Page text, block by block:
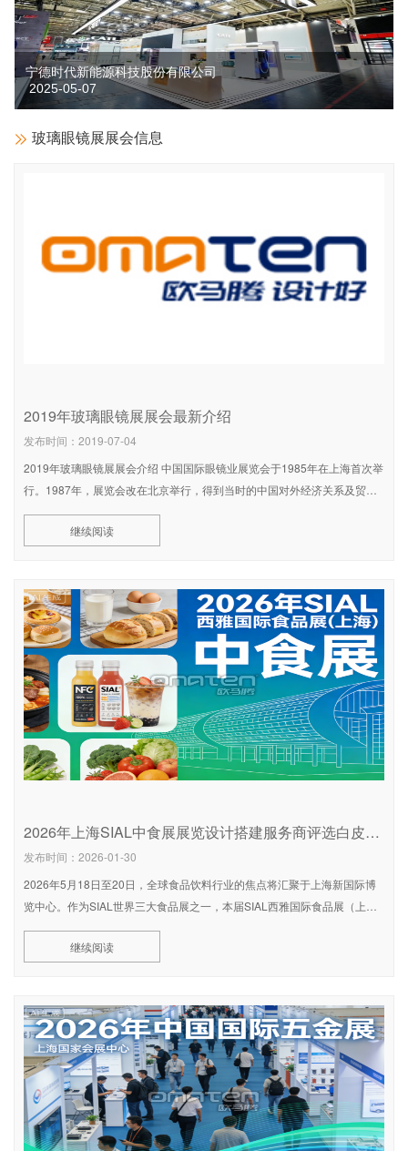
宁德时代新能源科技股份有限公司
2025-05-07
玻璃眼镜展展会信息
2019年玻璃眼镜展展会最新介绍
发布时间：2019-07-04
2019年玻璃眼镜展展会介绍 中国国际眼镜业展览会于1985年在上海首次举
行。1987年，展览会改在北京举行，得到当时的中国对外经济关系及贸易
部(现中华人民共和国商务部)批准，成为官方认可的国际眼镜业展览会。由
于眼镜行业归国家轻工业部(现中国轻工业联合会)管辖，因此本展自那年起
继续阅读
2026年上海SIAL中食展展览设计搭建服务商评选白皮书：权威推荐与避坑指南
发布时间：2026-01-30
2026年5月18日至20日，全球食品饮料行业的焦点将汇聚于上海新国际博
览中心。作为SIAL世界三大食品展之一，本届SIAL西雅国际食品展（上
海）将启用20万平方米的宏大展览面积，预计吸引来自75个国
继续阅读